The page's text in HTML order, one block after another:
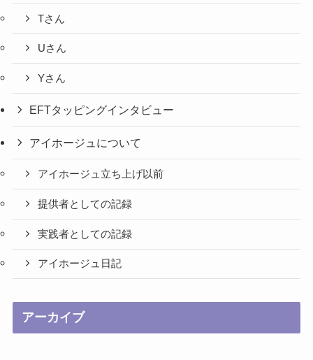
Tさん
Uさん
Yさん
EFTタッピングインタビュー
アイホージュについて
アイホージュ立ち上げ以前
提供者としての記録
実践者としての記録
アイホージュ日記
アーカイブ